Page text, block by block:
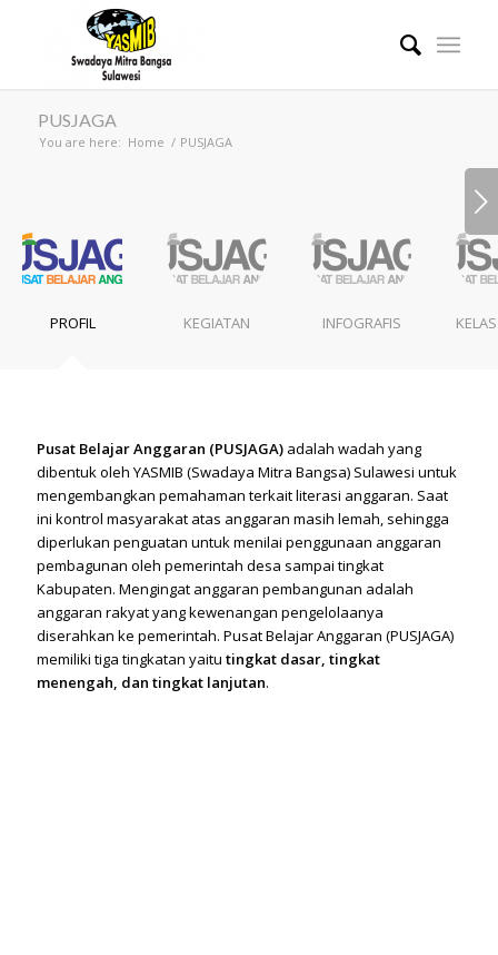
PUSJAGA
You are here: Home / PUSJAGA
PROFIL KEGIATAN INFOGRAFIS
Pusat Belajar Anggaran (PUSJAGA) adalah wadah yang
dibentuk oleh YASMIB (Swadaya Mitra Bangsa) Sulawesi untuk
mengembangkan pemahaman terkait literasi anggaran. Saat
ini kontrol masyarakat atas anggaran masih lemah, sehingga
diperlukan penguatan untuk menilai penggunaan anggaran
pembagunan oleh pemerintah desa sampai tingkat
Kabupaten. Mengingat anggaran pembangunan adalah
anggaran rakyat yang kewenangan pengelolaanya
diserahkan ke pemerintah. Pusat Belajar Anggaran (PUSJAGA)
memiliki tiga tingkatan yaitu tingkat dasar, tingkat
menengah, dan tingkat lanjutan.